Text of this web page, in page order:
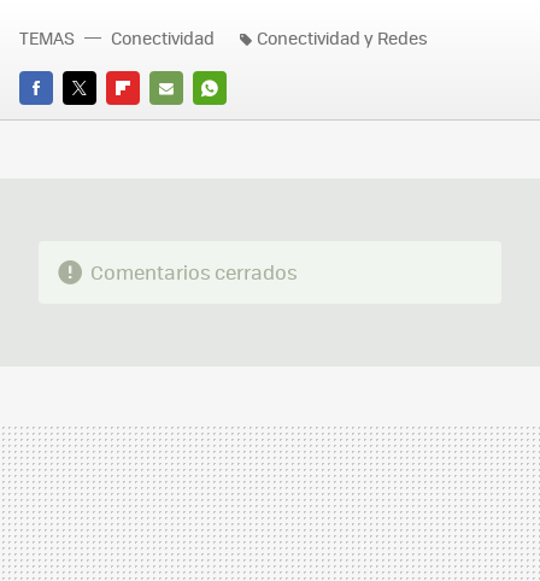
FACEBOOK
TWITTERFLIPBOARD
E-
WHATSAPP
TEMAS Conectividad Conectividad y Redes
Comentarios cerrados